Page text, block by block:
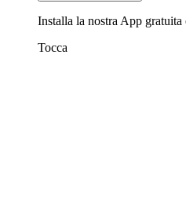
Installa la nostra App
Tocca